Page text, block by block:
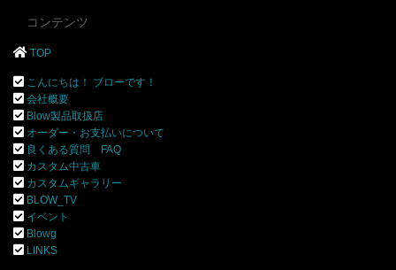
コンテンツ
TOP
こんにちは！ ブローです！
会社概要
Blow製品取扱店
オーダー・お支払いについて
良くある質問 FAQ
カスタム中古車
カスタムギャラリー
BLOW_TV
イベント
Blowg
LINKS